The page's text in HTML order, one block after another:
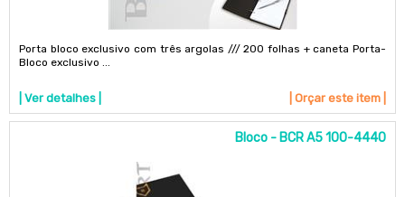
Porta bloco exclusivo com três argolas /// 200 folhas + caneta Porta-
Bloco exclusivo ...
| Ver detalhes | | Orçar este item |
Bloco - BCR A5 100-4440